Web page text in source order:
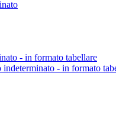
- in formato tabellare
indeterminato - in formato